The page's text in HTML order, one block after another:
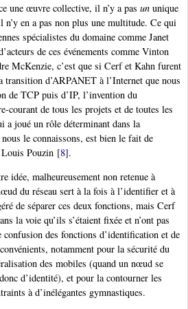
une œuvre collective, il n’y a pas un unique
en a pas non plus une multitude. Ce qui
spécialistes du domaine comme Janet
de ces événements comme Vinton
McKenzie, c’est que si Cerf et Kahn furent
d’ARPANET à l’Internet que nous
de TCP puis d’IP, l’invention du
courant de tous les projets et de toutes les
a joué un rôle déterminant dans la
le connaissons, est bien le fait de
Pouzin [8].
idée, malheureusement non retenue à
du réseau sert à la fois à l’identifier et à
de séparer ces deux fonctions, mais Cerf
la voie qu’ils s’étaient fixée et n’ont pas
des fonctions d’identification et de
notamment pour la sécurité du
des mobiles (quand un nœud se
d’identité), et pour la contourner les
à d’inélégantes gymnastiques.